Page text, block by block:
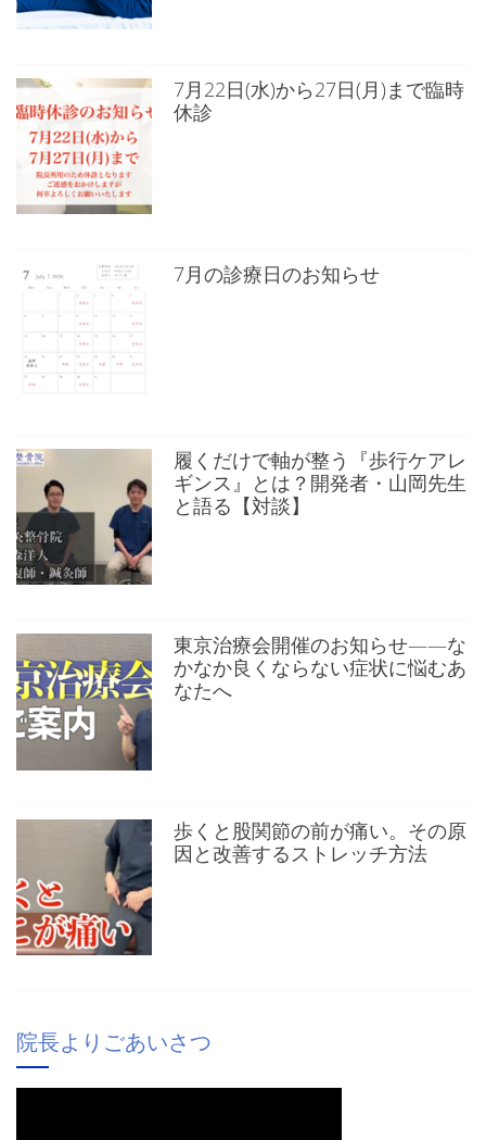
7月22日(水)から27日(月)まで臨時
休診
7月の診療日のお知らせ
履くだけで軸が整う『歩行ケアレ
ギンス』とは？開発者・山岡先生
と語る【対談】
東京治療会開催のお知らせ——な
かなか良くならない症状に悩むあ
なたへ
歩くと股関節の前が痛い。その原
因と改善するストレッチ方法
院長よりごあいさつ